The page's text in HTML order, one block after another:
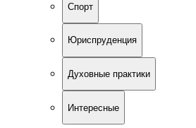
Спорт
Юриспруденция
Духовные практики
Интересные